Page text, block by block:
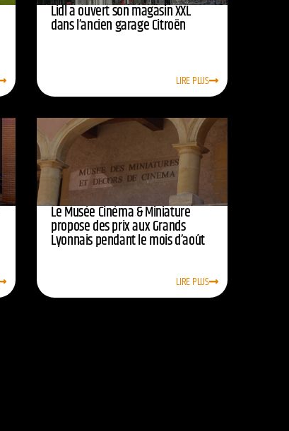
Lidl a ouvert son magasin XXL
dans l’ancien garage Citroën
LIRE PLUS
Le Musée Cinéma & Miniature
propose des prix aux Grands
Lyonnais pendant le mois d’août
LIRE PLUS